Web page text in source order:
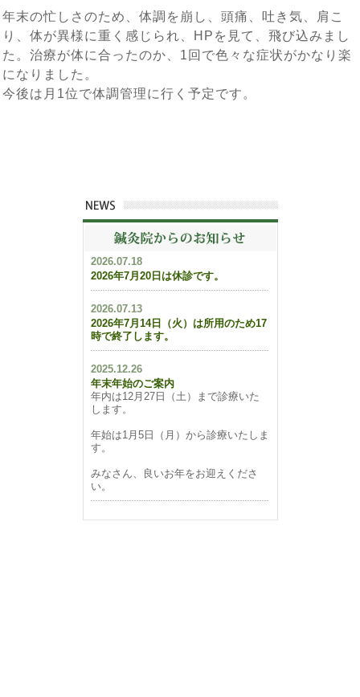
年末の忙しさのため、体調を崩し、頭痛、吐き気、肩こ
り、体が異様に重く感じられ、HPを見て、飛び込みまし
た。治療が体に合ったのか、1回で色々な症状がかなり楽
になりました。
今後は月1位で体調管理に行く予定です。
2026.07.18
2026年7月20日は休診です。
2026.07.13
2026年7月14日（火）は所用のため17
時で終了します。
2025.12.26
年末年始のご案内
年内は12月27日（土）まで診療いた
します。
年始は1月5日（月）から診療いたしま
す。
みなさん、良いお年をお迎えくださ
い。